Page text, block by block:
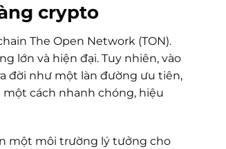
crypto
The Open Network (TON).
lớn và hiện đại. Tuy nhiên, vào
đời như một làn đường ưu tiên,
cách nhanh chóng, hiệu
một môi trường lý tưởng cho